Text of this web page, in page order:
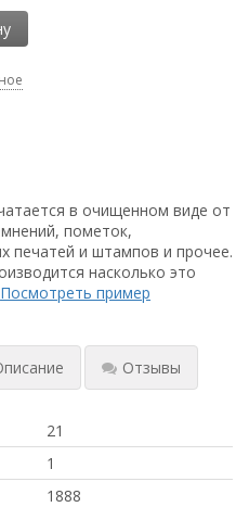
в очищенном виде от
пометок,
печатей и штампов и прочее.
насколько это
Посмотреть пример
Отзывы
21
1
1888